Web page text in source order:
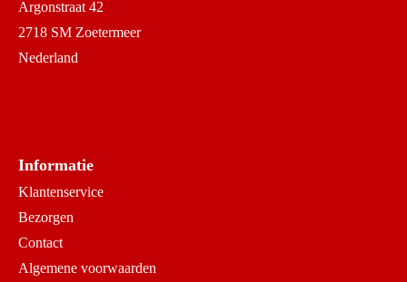
Argonstraat 42
2718 SM Zoetermeer
Nederland
Informatie
Klantenservice
Bezorgen
Contact
Algemene voorwaarden